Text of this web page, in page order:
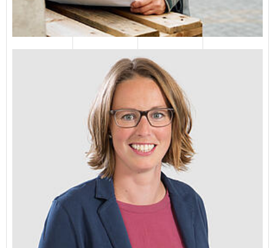
Hanna Christin Höft-Pfeiffer
Diplom-Wirt.-Ing.